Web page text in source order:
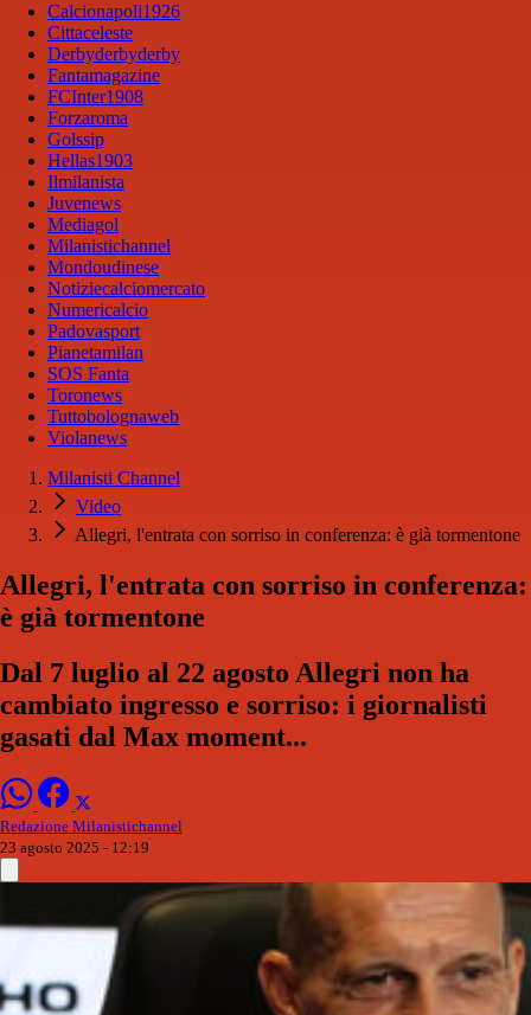
Calcionapoli1926
Cittaceleste
Derbyderbyderby
Fantamagazine
FCInter1908
Forzaroma
Golssip
Hellas1903
Ilmilanista
Juvenews
Mediagol
Milanistichannel
Mondoudinese
Notiziecalciomercato
Numericalcio
Padovasport
Pianetamilan
SOS Fanta
Toronews
Tuttobolognaweb
Violanews
Milanisti Channel
Video
Allegri, l'entrata con sorriso in conferenza: è già tormentone
Allegri, l'entrata con sorriso in conferenza:
è già tormentone
Dal 7 luglio al 22 agosto Allegri non ha
cambiato ingresso e sorriso: i giornalisti
gasati dal Max moment...
Redazione Milanistichannel
23 agosto 2025 - 12:19